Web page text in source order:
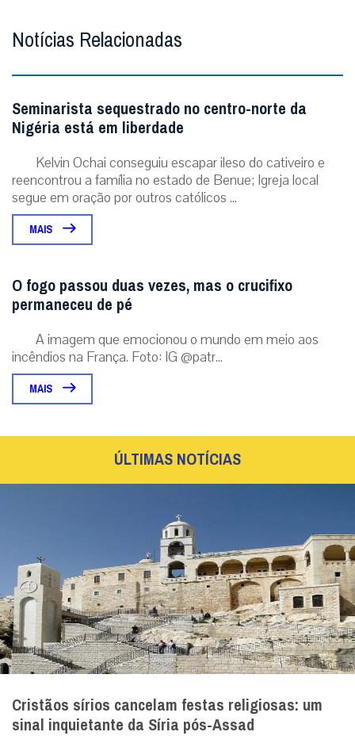
Notícias Relacionadas
Seminarista sequestrado no centro-norte da
Nigéria está em liberdade
Kelvin Ochai conseguiu escapar ileso do cativeiro e
reencontrou a família no estado de Benue; Igreja local
segue em oração por outros católicos ...
MAIS
O fogo passou duas vezes, mas o crucifixo
permaneceu de pé
A imagem que emocionou o mundo em meio aos
incêndios na França. Foto: IG @patr...
MAIS
ÚLTIMAS NOTÍCIAS
Cristãos sírios cancelam festas religiosas: um
sinal inquietante da Síria pós-Assad